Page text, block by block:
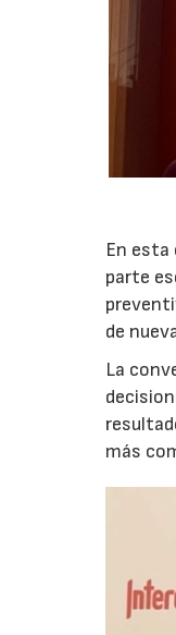
En esta
parte
de
La
más